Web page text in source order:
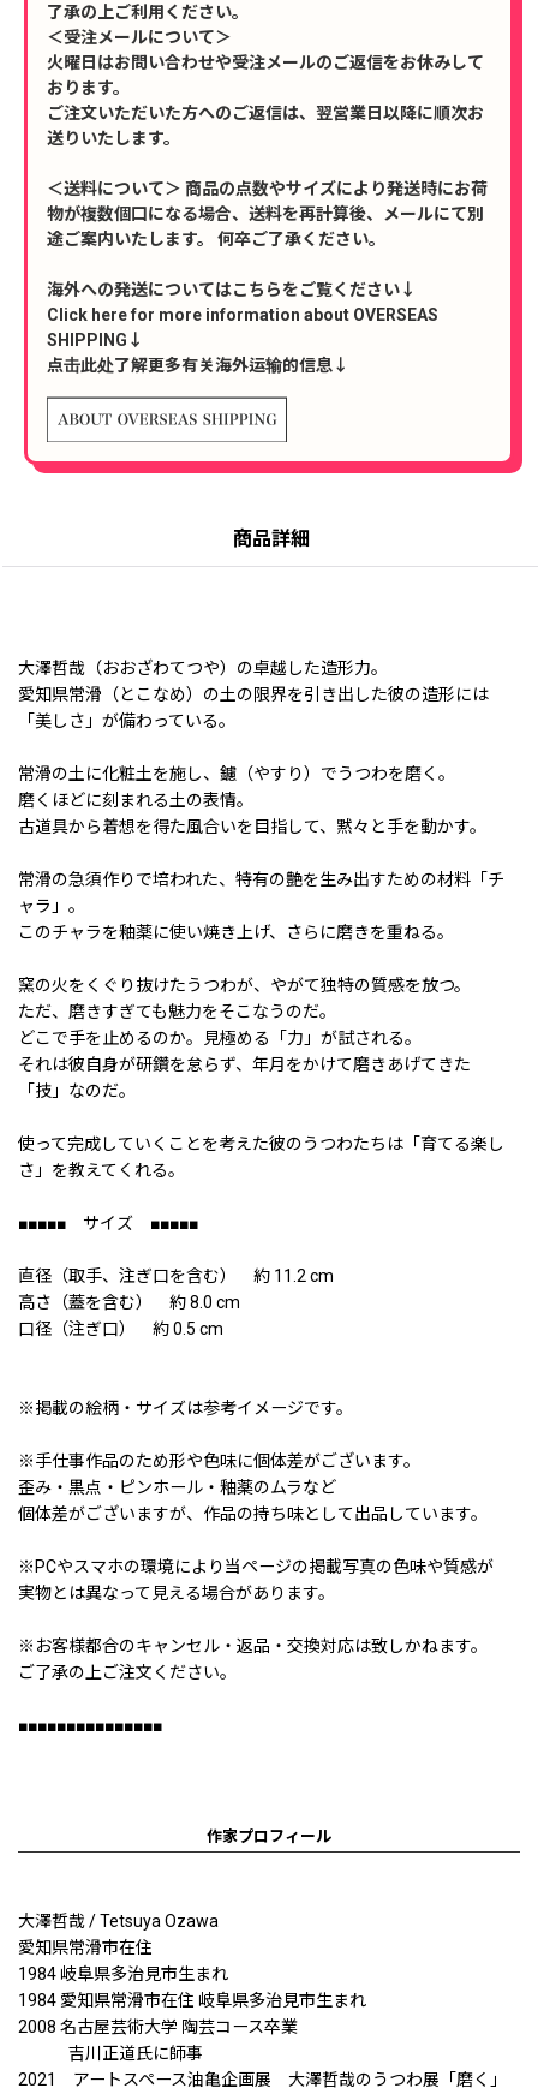
了承の上ご利用ください。
＜受注メールについて＞
火曜日はお問い合わせや受注メールのご返信をお休みして
おります。
ご注文いただいた方へのご返信は、翌営業日以降に順次お
送りいたします。
＜送料について＞ 商品の点数やサイズにより発送時にお荷
物が複数個口になる場合、送料を再計算後、メールにて別
途ご案内いたします。 何卒ご了承ください。
海外への発送についてはこちらをご覧ください↓
Click here for more information about OVERSEAS
SHIPPING↓
点击此处了解更多有关海外运输的信息↓
商品詳細
大澤哲哉（おおざわてつや）の卓越した造形力。
愛知県常滑（とこなめ）の土の限界を引き出した彼の造形には
「美しさ」が備わっている。
常滑の土に化粧土を施し、鑢（やすり）でうつわを磨く。
磨くほどに刻まれる土の表情。
古道具から着想を得た風合いを目指して、黙々と手を動かす。
常滑の急須作りで培われた、特有の艶を生み出すための材料「チ
ャラ」。
このチャラを釉薬に使い焼き上げ、さらに磨きを重ねる。
窯の火をくぐり抜けたうつわが、やがて独特の質感を放つ。
ただ、磨きすぎても魅力をそこなうのだ。
どこで手を止めるのか。見極める「力」が試される。
それは彼自身が研鑽を怠らず、年月をかけて磨きあげてきた
「技」なのだ。
使って完成していくことを考えた彼のうつわたちは「育てる楽し
さ」を教えてくれる。
■■■■■ サイズ ■■■■■
直径（取手、注ぎ口を含む） 約 11.2 cm
高さ（蓋を含む） 約 8.0 cm
口径（注ぎ口） 約 0.5 cm
※掲載の絵柄・サイズは参考イメージです。
※手仕事作品のため形や色味に個体差がございます。
歪み・黒点・ピンホール・釉薬のムラなど
個体差がございますが、作品の持ち味として出品しています。
※PCやスマホの環境により当ページの掲載写真の色味や質感が
実物とは異なって見える場合があります。
※お客様都合のキャンセル・返品・交換対応は致しかねます。
ご了承の上ご注文ください。
■■■■■■■■■■■■■■■
作家プロフィール
大澤哲哉 / Tetsuya Ozawa
愛知県常滑市在住
1984 岐阜県多治見市生まれ
1984 愛知県常滑市在住 岐阜県多治見市生まれ
2008 名古屋芸術大学 陶芸コース卒業
吉川正道氏に師事
2021 アートスペース油亀企画展 大澤哲哉のうつわ展「磨く」